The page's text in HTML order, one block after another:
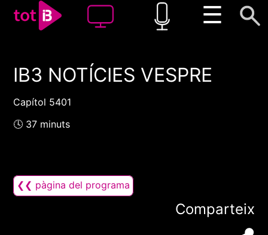
☰
00:00 00:00
IB3 NOTÍCIES VESPRE
Capítol 5401
🕓 37 minuts
❮❮ pàgina del programa
Comparteix